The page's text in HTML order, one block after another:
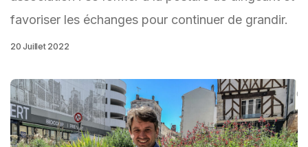
favoriser les échanges pour continuer de grandir.
20 Juillet 2022